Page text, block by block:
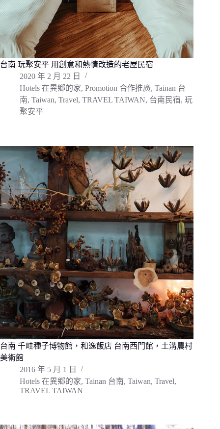
台南 玩聚安平 用創意和熱情改造的老屋民宿
2020 年 2 月 22 日
Hotels 在異鄉的家, Promotion 合作推廣, Tainan 台
南, Taiwan, Travel, TRAVEL TAIWAN, 台南民宿, 玩
聚安平
台南 千畦種子博物館，和逸飯店 台南西門館，土溝農村
美術館
2016 年 5 月 1 日
Hotels 在異鄉的家, Tainan 台南, Taiwan, Travel,
TRAVEL TAIWAN